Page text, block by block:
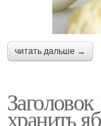
читать дальше →
хранить